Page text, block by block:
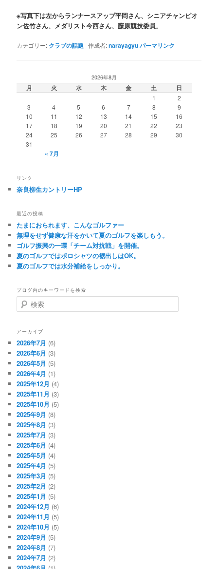
※写真下は左からランナースアップ平岡さん、シニアチャンピオ
ン佐竹さん、メダリスト今西さん、藤原競技委員。
カテゴリー: クラブの話題 作成者:narayagyuパーマリンク
2026年8月
月 火 水 木 金 土 日
1
2
3
4 5 6 7 8
9
10
11 12 13 14 15
16
17
18 19 20 21 22
23
24
25 26 27 28 29
30
31
« 7月
リンク
奈良柳生カントリーHP
最近の投稿
たまにおられます、こんなゴルファー
無理をせず健康な汗をかいて夏のゴルフを楽しもう。
ゴルフ振興の一環「チーム対抗戦」を開催。
夏のゴルフではポロシャツの裾出しはOK。
夏のゴルフでは水分補給をしっかり。
ブログ内のキーワードを検索
検
索
アーカイブ
2026年7月 (6)
2026年6月 (3)
2026年5月 (5)
2026年4月 (1)
2025年12月 (4)
2025年11月 (3)
2025年10月 (5)
2025年9月 (8)
2025年8月 (3)
2025年7月 (3)
2025年6月 (4)
2025年5月 (4)
2025年4月 (5)
2025年3月 (5)
2025年2月 (2)
2025年1月 (5)
2024年12月 (6)
2024年11月 (5)
2024年10月 (5)
2024年9月 (5)
2024年8月 (7)
2024年7月 (2)